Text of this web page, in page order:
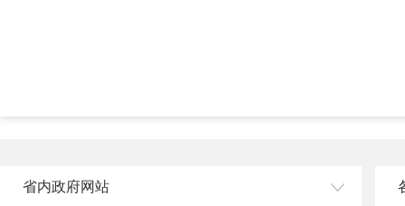
省内政府网站